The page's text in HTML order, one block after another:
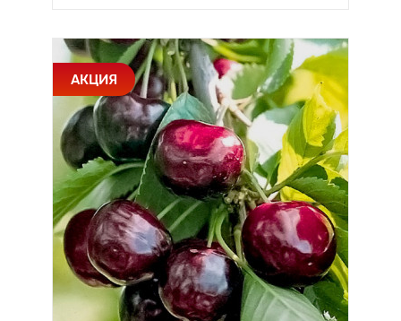
АКЦИЯ